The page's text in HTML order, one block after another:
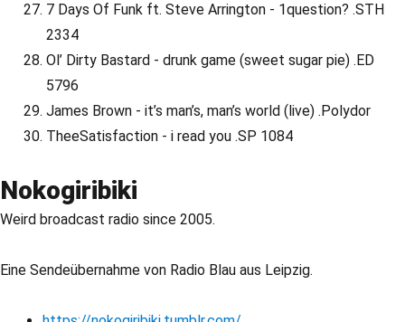
7 Days Of Funk ft. Steve Arrington - 1question? .STH
2334
Ol’ Dirty Bastard - drunk game (sweet sugar pie) .ED
5796
James Brown - it’s man’s, man’s world (live) .Polydor
TheeSatisfaction - i read you .SP 1084
Nokogiribiki
Weird broadcast radio since 2005.
Eine Sendeübernahme von Radio Blau aus Leipzig.